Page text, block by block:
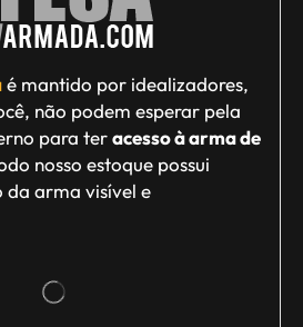
é mantido por idealizadores,
não podem esperar pela
para teracesso à arma de
nosso estoque possui
da arma visível e